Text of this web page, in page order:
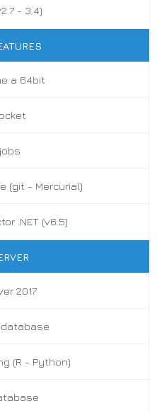
- 3.4)
a 64bit
(git - Mercurial)
.NET (v6.5)
2017
(R - Python)